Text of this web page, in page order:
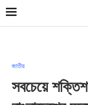
জাতীয়
সবচেয়ে